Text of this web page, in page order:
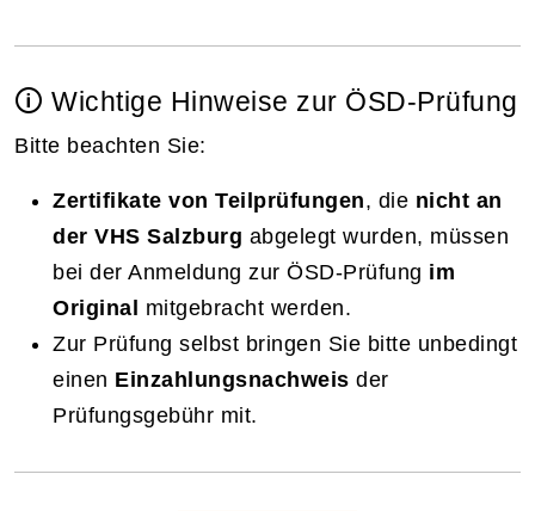
🛈 Wichtige Hinweise zur ÖSD-Prüfung
Bitte beachten Sie:
Zertifikate von Teilprüfungen, die nicht an
der VHS Salzburg abgelegt wurden, müssen
bei der Anmeldung zur ÖSD-Prüfung im
Original mitgebracht werden.
Zur Prüfung selbst bringen Sie bitte unbedingt
einen Einzahlungsnachweis der
Prüfungsgebühr mit.